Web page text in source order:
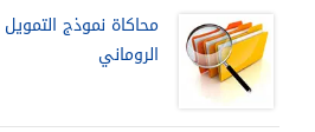
محاكاة نموذج
الروماني